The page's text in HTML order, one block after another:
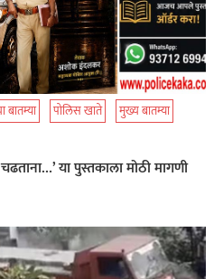
बातम्या पोलिस खाते
मुख्य बातम्या
या पुस्तकाला मोठी मागणी